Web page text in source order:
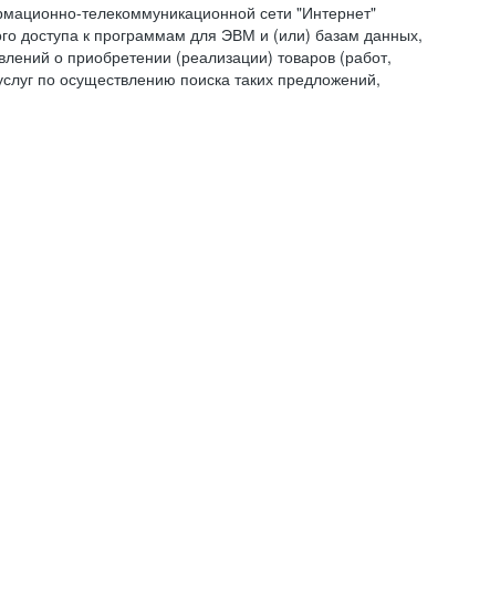
телекоммуникационной сети "Интернет"
доступа к программам для ЭВМ и (или) базам данных,
о приобретении (реализации) товаров (работ,
по осуществлению поиска таких предложений,